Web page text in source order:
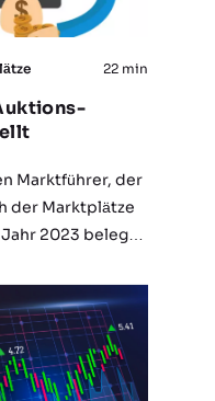
22 min
Marktführer, der
der Marktplätze
2023 belegte
weltweit,